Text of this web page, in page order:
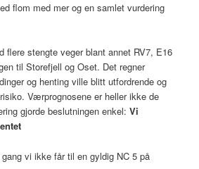
flom med mer og en samlet vurdering
flere stengte veger blant annet RV7, E16
til Storefjell og Oset. Det regner
og henting ville blitt utfordrende og
Værprognosene er heller ikke de
gjorde beslutningen enkel:Vi
vi ikke får til en gyldig NC 5 på